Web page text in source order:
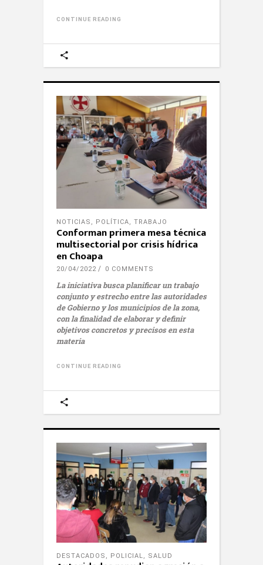
CONTINUE READING
NOTICIAS , POLÍTICA, TRABAJO
Conforman primera mesa técnica
multisectorial por crisis hídrica
en Choapa
20/04/2022 0 COMMENTS
La iniciativa busca planificar un trabajo
conjunto y estrecho entre las autoridades
de Gobierno y los municipios de la zona,
con la finalidad de elaborar y definir
objetivos concretos y precisos en esta
materia
CONTINUE READING
DESTACADOS , POLICIAL, SALUD